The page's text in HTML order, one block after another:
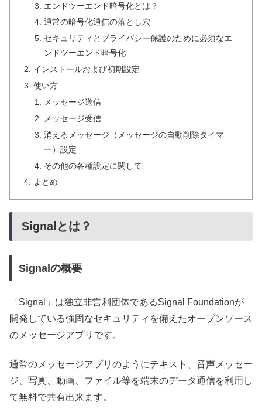
エンドツーエンド暗号化とは？
通常の暗号化通信の落とし穴
セキュリティとプライバシー保護のために必須なエ
ンドツーエンド暗号化
インストールおよび初期設定
使い方
メッセージ送信
メッセージ受信
消えるメッセージ（メッセージの自動削除タイマ
ー）設定
その他の各種設定に関して
まとめ
Signalとは？
Signalの概要
「Signal」は独立非営利団体であるSignal Foundationが
開発している強固なセキュリティを備えたオープンソース
のメッセージアプリです。
通常のメッセージアプリのようにテキスト、音声メッセー
ジ、写真、動画、ファイル等を端末のデータ通信を利用し
て無料で共有出来ます。